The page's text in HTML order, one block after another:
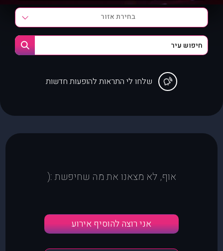
בחירת אזור
שלחו לי התראות להופעות חדשות
אוף, לא מצאנו את מה שחיפשת :(
אני רוצה להוסיף אירוע